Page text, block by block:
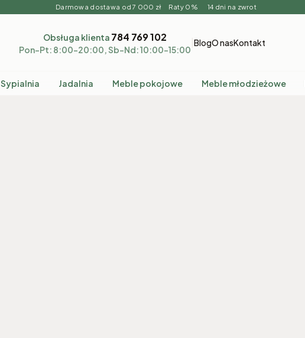
Darmowa dostawa od 7 000 zł Raty 0% 14 dni na zwrot
Obsługa klienta 784 769 102
Pon–Pt: 8:00–20:00, Sb–Nd: 10:00–15:00
BlogO nasKontakt
Sypialnia Jadalnia Meble pokojowe Meble młodzieżowe